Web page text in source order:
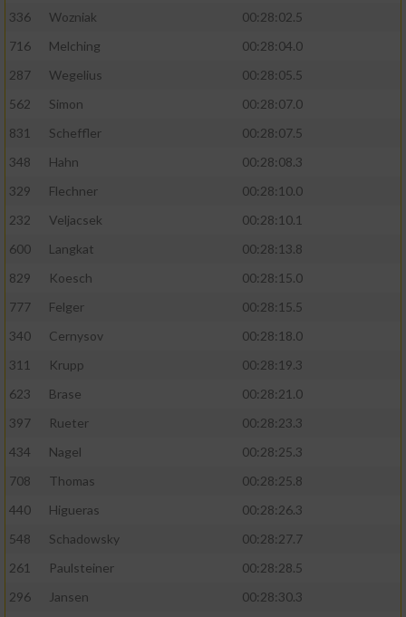
336
Wozniak
00:28:02.5
716
Melching
00:28:04.0
287
Wegelius
00:28:05.5
562
Simon
00:28:07.0
831
Scheffler
00:28:07.5
348
Hahn
00:28:08.3
329
Flechner
00:28:10.0
232
Veljacsek
00:28:10.1
600
Langkat
00:28:13.8
829
Koesch
00:28:15.0
777
Felger
00:28:15.5
340
Cernysov
00:28:18.0
311
Krupp
00:28:19.3
623
Brase
00:28:21.0
397
Rueter
00:28:23.3
434
Nagel
00:28:25.3
708
Thomas
00:28:25.8
440
Higueras
00:28:26.3
548
Schadowsky
00:28:27.7
261
Paulsteiner
00:28:28.5
296
Jansen
00:28:30.3